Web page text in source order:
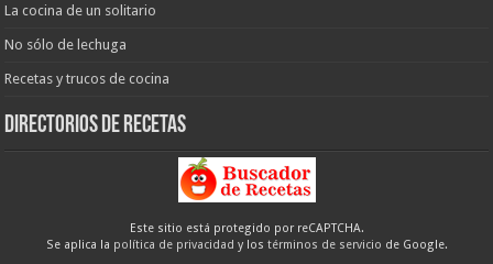
La cocina de un solitario
No sólo de lechuga
Recetas y trucos de cocina
Directorios de recetas
Este sitio está protegido por reCAPTCHA.
Se aplica la política de privacidad y los términos de servicio de Google.